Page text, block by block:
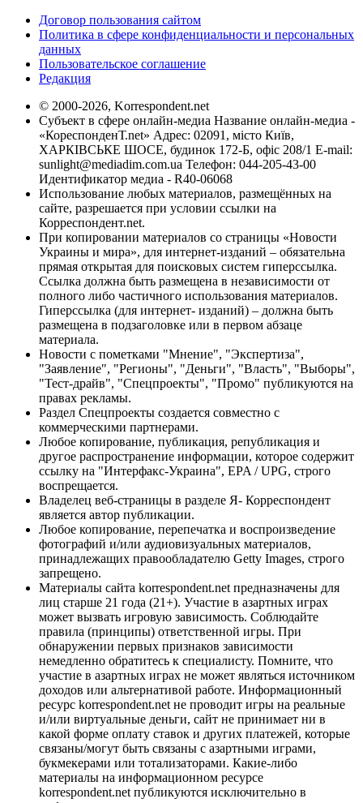
Договор пользования сайтом
Политика в сфере конфиденциальности и персональных
данных
Пользовательское соглашение
Редакция
© 2000-2026, Korrespondent.net
Субъект в сфере онлайн-медиа Название онлайн-медиа -
«КореспонденТ.net» Адрес: 02091, місто Київ,
ХАРКІВСЬКЕ ШОСЕ, будинок 172-Б, офіс 208/1 E-mail:
sunlight@mediadim.com.ua Телефон: 044-205-43-00
Идентификатор медиа - R40-06068
Использование любых материалов, размещённых на
сайте, разрешается при условии ссылки на
Корреспондент.net.
При копировании материалов со страницы «Новости
Украины и мира», для интернет-изданий – обязательна
прямая открытая для поисковых систем гиперссылка.
Ссылка должна быть размещена в независимости от
полного либо частичного использования материалов.
Гиперссылка (для интернет- изданий) – должна быть
размещена в подзаголовке или в первом абзаце
материала.
Новости с пометками "Мнение", "Экспертиза",
"Заявление", "Регионы", "Деньги", "Власть", "Выборы",
"Тест-драйв", "Спецпроекты", "Промо" публикуются на
правах рекламы.
Раздел Спецпроекты создается совместно с
коммерческими партнерами.
Любое копирование, публикация, републикация и
другое распространение информации, которое содержит
ссылку на "Интерфакс-Украина", EPA / UPG, строго
воспрещается.
Владелец веб-страницы в разделе Я- Корреспондент
является автор публикации.
Любое копирование, перепечатка и воспроизведение
фотографий и/или аудиовизуальных материалов,
принадлежащих правообладателю Getty Images, строго
запрещено.
Материалы сайта korrespondent.net предназначены для
лиц старше 21 года (21+). Участие в азартных играх
может вызвать игровую зависимость. Соблюдайте
правила (принципы) ответственной игры. При
обнаружении первых признаков зависимости
немедленно обратитесь к специалисту. Помните, что
участие в азартных играх не может являться источником
доходов или альтернативой работе. Информационный
ресурс korrespondent.net не проводит игры на реальные
и/или виртуальные деньги, сайт не принимает ни в
какой форме оплату ставок и других платежей, которые
связаны/могут быть связаны с азартными играми,
букмекерами или тотализаторами. Какие-либо
материалы на информационном ресурсе
korrespondent.net публикуются исключительно в